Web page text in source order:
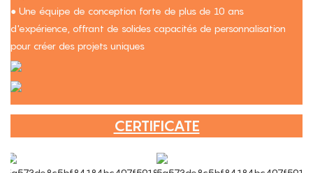
● Une équipe de conception forte de plus de 10 ans
d'expérience, offrant de solides capacités de personnalisation
pour créer des projets uniques
CERTIFICATE